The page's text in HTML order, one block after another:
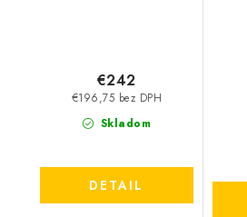
Skladom
€196,75 bez DPH
€242
DETAIL